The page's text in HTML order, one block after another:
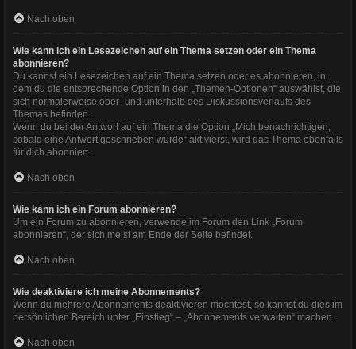
Nach oben
Wie kann ich ein Lesezeichen auf ein Thema setzen oder ein Thema
abonnieren?
Du kannst ein Lesezeichen auf ein Thema setzen oder es abonnieren, in
dem du die entsprechende Option in den „Themen-Optionen“ auswählst, die
sich normalerweise ober- und unterhalb des Diskussionsverlaufs des
Themas befinden.
Wenn du bei der Antwort auf ein Thema die Option „Mich benachrichtigen,
sobald eine Antwort geschrieben wurde“ aktivierst, wird das Thema ebenfalls
für dich abonniert.
Nach oben
Wie kann ich ein Forum abonnieren?
Um ein Forum zu abonnieren, verwende im Forum den Link „Forum
abonnieren“, der sich meist am Ende der Seite befindet.
Nach oben
Wie deaktiviere ich meine Abonnements?
Wenn du mehrere Abonnements deaktivieren möchtest, so kannst du dies im
persönlichen Bereich unter „Einstieg“ – „Abonnements verwalten“ machen.
Nach oben